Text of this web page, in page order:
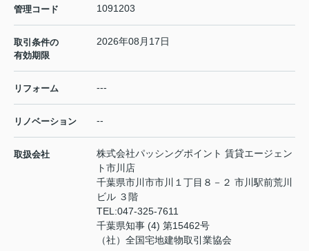
管理コード 1091203
取引条件の
有効期限
2026年08月17日
リフォーム ---
リノベーション --
取扱会社
株式会社パッシングポイント 賃貸エージェン
ト市川店
千葉県市川市市川１丁目８－２ 市川駅前荒川
ビル ３階
TEL:047-325-7611
千葉県知事 (4) 第15462号
（社）全国宅地建物取引業協会